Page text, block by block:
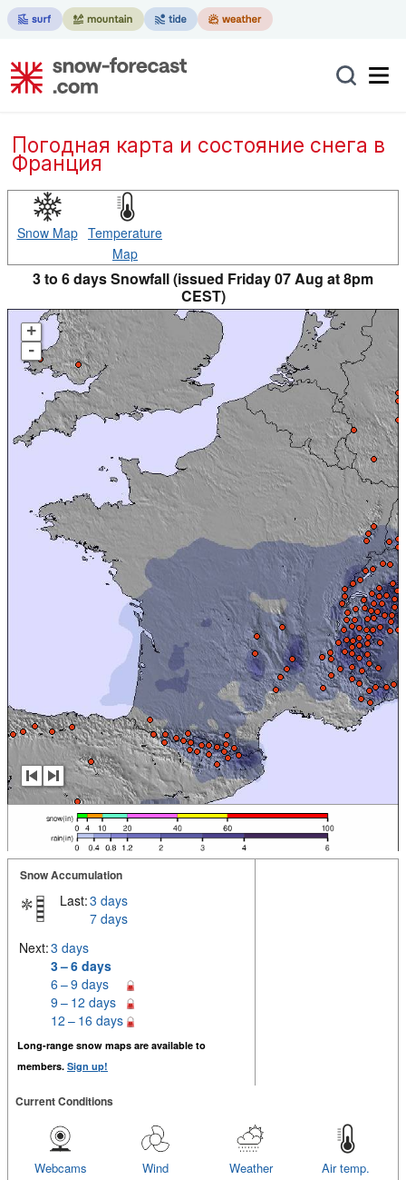
Погодная карта и состояние снега в
Франция
Snow Map Temperature
Map
3 to 6 days Snowfall (issued Friday 07 Aug at 8pm
CEST)
+
-
Snow Accumulation
Last:3 days
7 days
Next:3 days
3 – 6 days
6 – 9 days
9 – 12 days
12 – 16 days
Long-range snow maps are available to
members. Sign up!
Current Conditions
Air temp.
Weather
Wind
Webcams